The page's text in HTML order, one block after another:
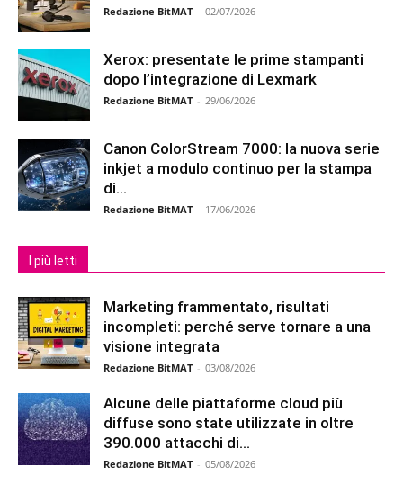
Redazione BitMAT - 02/07/2026
Xerox: presentate le prime stampanti
dopo l’integrazione di Lexmark
Redazione BitMAT - 29/06/2026
Canon ColorStream 7000: la nuova serie
inkjet a modulo continuo per la stampa
di...
Redazione BitMAT - 17/06/2026
I più letti
Marketing frammentato, risultati
incompleti: perché serve tornare a una
visione integrata
Redazione BitMAT - 03/08/2026
Alcune delle piattaforme cloud più
diffuse sono state utilizzate in oltre
390.000 attacchi di...
Redazione BitMAT - 05/08/2026